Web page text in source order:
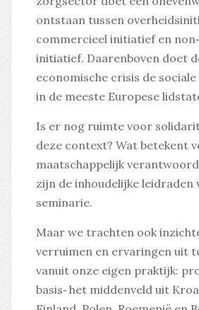
ontstaan tussen
commercieel initiatief en
initiatief. Daarenboven doet
economische crisis de
in de meeste Europese
Is er nog ruimte voor
deze context? Wat betekent
maatschappelijk
zijn de inhoudelijke leidraden
seminarie.
Maar we trachten ook
verruimen en ervaringen uit
vanuit onze eigen praktijk:
basis‐ het middenveld uit